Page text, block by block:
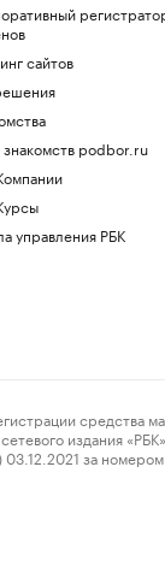
сайтов
podbor.ru
управления РБК
средства
издания
03.12.2021 за